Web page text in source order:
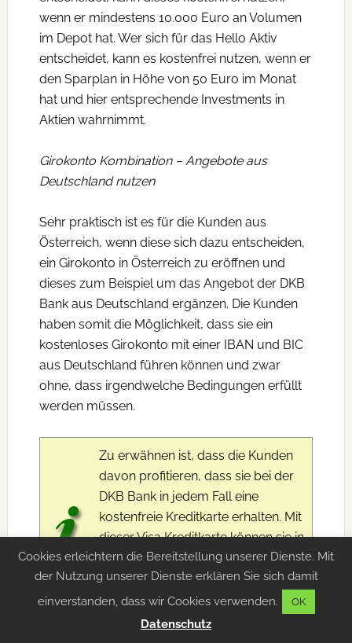
wenn er mindestens 10.000 Euro an Volumen
im Depot hat. Wer sich für das Hello Aktiv
entscheidet, kann es kostenfrei nutzen, wenn er
den Sparplan in Höhe von 50 Euro im Monat
hat und hier entsprechende Investments in
Aktien wahrnimmt.
Girokonto Kombination – Angebote aus
Deutschland nutzen
Sehr praktisch ist es für die Kunden aus
Österreich, wenn diese sich dazu entscheiden,
ein Girokonto in Österreich zu eröffnen und
dieses zum Beispiel um das Angebot der DKB
Bank aus Deutschland ergänzen. Die Kunden
haben somit die Möglichkeit, dass sie ein
kostenloses Girokonto mit einer IBAN und BIC
aus Deutschland führen können und zwar
ohne, dass irgendwelche Bedingungen erfüllt
werden müssen.
Zu erwähnen ist, dass die Kunden
davon profitieren, dass sie bei der
DKB Bank in jedem Fall eine
kostenfreie Kreditkarte erhalten. Mit
dieser Visa Kreditkarte können sie in
Österreich bargeldlos bezahlen
und zwar ohne Probleme und ohne
Gebühren.
Cookies erleichtern die Bereitstellung unserer Dienste. Mit
der Nutzung unserer Dienste erklären Sie sich damit
einverstanden, dass wir Cookies verwenden.
OK
Datenschutz